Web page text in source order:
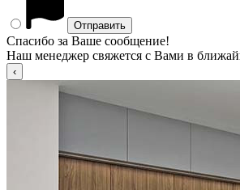
Спасибо за Ваше сообщение!
Наш менеджер свяжется с Вами в